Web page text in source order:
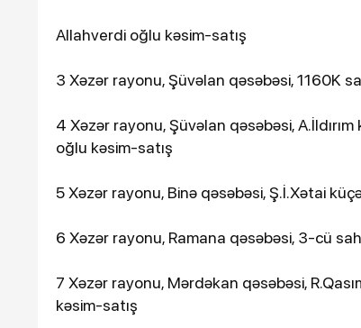
Allahverdi oğlu kəsim-satış
3 Xəzər rayonu, Şüvəlan qəsəbəsi, 1160K
4 Xəzər rayonu, Şüvəlan qəsəbəsi,
oğlu kəsim-satış
5 Xəzər rayonu, Binə qəsəbəsi, Ş.İ.Xətai
6 Xəzər rayonu, Ramana qəsəbəsi, 3-cü
7 Xəzər rayonu, Mərdəkan qəsəbəsi,
kəsim-satış